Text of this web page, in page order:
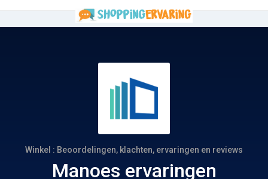
Winkel : Beoordelingen, klachten, ervaringen en reviews
Manoes ervaringen